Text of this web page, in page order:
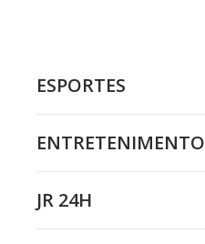
ESPORTES
ENTRETENIMENTO
JR 24H